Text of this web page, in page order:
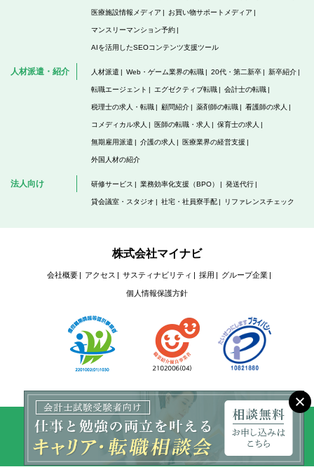
医療施設情報メディア お買い物サポートメディア
マンスリーマンション予約
AIを活用したSEOコンテンツ支援ツール
人材派遣・紹介 人材派遣 Web・ゲーム業界の転職 20代・第二新卒 新卒紹介
転職エージェント エグゼクティブ転職 会計士の転職
税理士の求人・転職 顧問紹介 薬剤師の転職 看護師の求人
コメディカル求人 医師の転職・求人 保育士の求人
無期雇用派遣 介護の求人 医療業界の経営支援
外国人材の紹介
法人向け 研修サービス 業務効率化支援（BPO） 発送代行
貸会議室・スタジオ 社宅・社員寮手配 リファレンスチェック
株式会社マイナビ
会社概要 アクセス サスティナビリティ 採用 グループ企業
個人情報保護方針
Copyright © Mynavi Corporation